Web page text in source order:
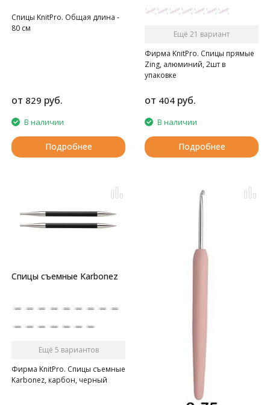
Спицы KnitPro. Общая длина -
80 см
от 829 руб.
В наличии
Подробнее
Ещё 21 вариант
Фирма KnitPro. Спицы прямые
Zing, алюминий, 2шт в
упаковке
от 404 руб.
В наличии
Подробнее
Спицы съемные Karbonez
Ещё 5 вариантов
Фирма KnitPro. Спицы съемные
Karbonez, карбон, черный